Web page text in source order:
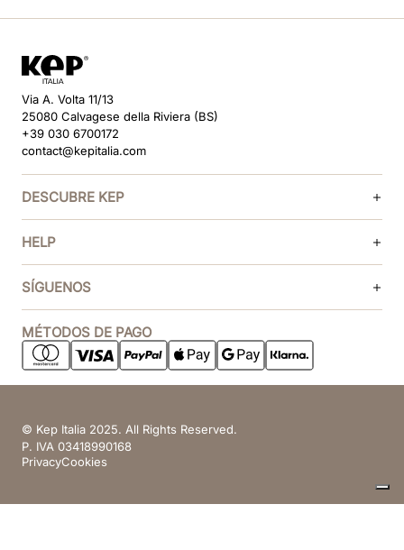
Via A. Volta 11/13
25080 Calvagese della Riviera (BS)
+39 030 6700172
contact@kepitalia.com
DESCUBRE KEP
HELP
SÍGUENOS
MÉTODOS DE PAGO
© Kep Italia 2025. All Rights Reserved.
P. IVA 03418990168
PrivacyCookies